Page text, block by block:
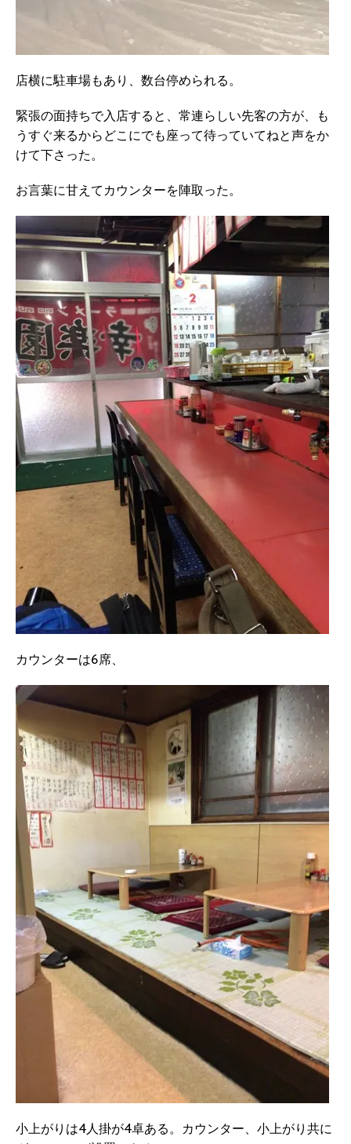
店横に駐車場もあり、数台停められる。
緊張の面持ちで入店すると、常連らしい先客の方が、も
うすぐ来るからどこにでも座って待っていてねと声をか
けて下さった。
お言葉に甘えてカウンターを陣取った。
カウンターは6席、
小上がりは4人掛が4卓ある。カウンター、小上がり共に